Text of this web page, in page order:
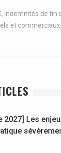
, Indemnités de fin
et commerciaux,
2027] Les